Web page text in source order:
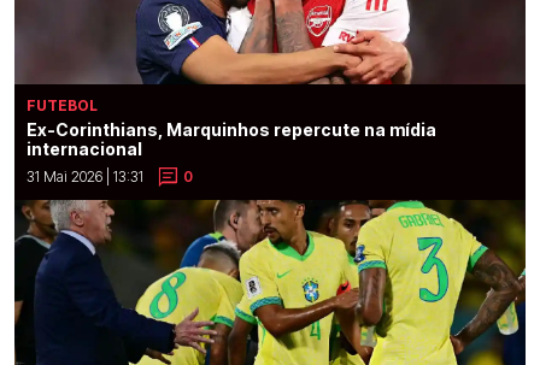
FUTEBOL
Ex-Corinthians, Marquinhos repercute na mídia
internacional
31 Mai 2026 | 13:31 0